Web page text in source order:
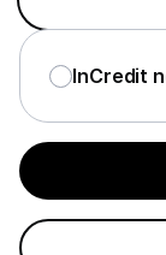
InCredit